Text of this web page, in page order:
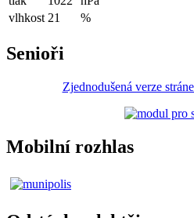
vlhkost 21 %
Senioři
Zjednodušená verze
Mobilní rozhlas